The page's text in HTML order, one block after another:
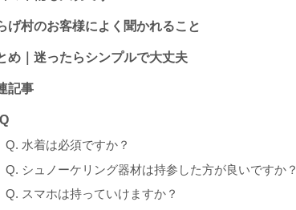
げ村のお客様によく聞かれること
め｜迷ったらシンプルで大丈夫
記事
Q. 水着は必須ですか？
Q. シュノーケリング器材は持参した方が良いですか？
Q. スマホは持っていけますか？